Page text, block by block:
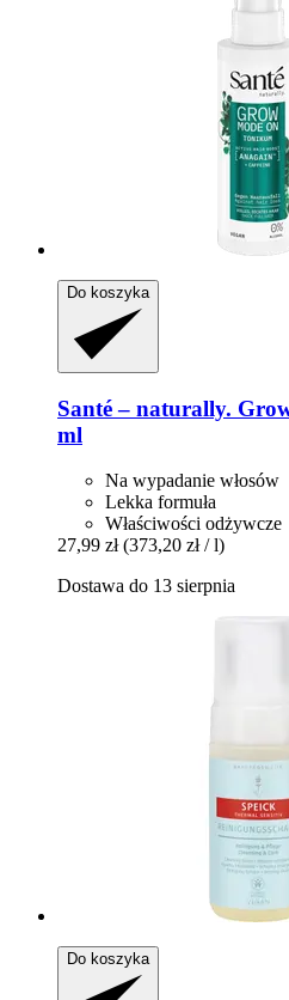
Do koszyka
Santé – naturally.
ml
Na wypadanie włosów
Lekka formuła
Właściwości odżywcze
27,99 zł (373,20 zł / l)
Dostawa do 13 sierpnia
Do koszyka